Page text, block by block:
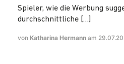
Spieler, wie die Werbung
durchschnittliche […]
von Katharina Hermann am